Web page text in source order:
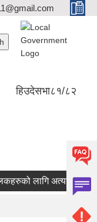
हिउदेसभा८१/८२
लागि अत्यन्त जरुरि